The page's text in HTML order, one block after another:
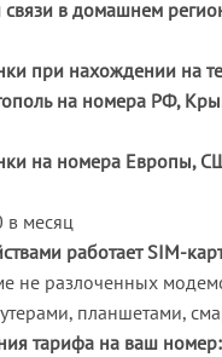
в домашнем
при нахождении на
на номера РФ,
на номера Европы,
в месяц
работает SIM-
не разлоченных
планшетами,
тарифа на ваш номер: